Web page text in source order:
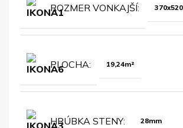
ROZMER VONKAJŠÍ
PLOCHA 19,24m²
HRÚBKA STENY 28mm